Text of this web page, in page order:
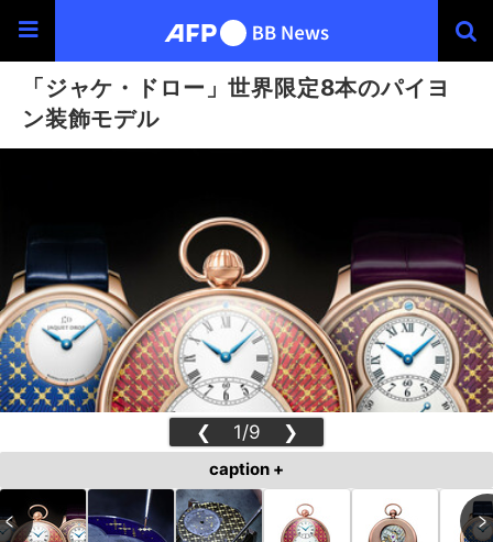
「ジャケ・ドロー」世界限定8本のパイヨ
ン装飾モデル
❮ 1/9 ❯
caption +